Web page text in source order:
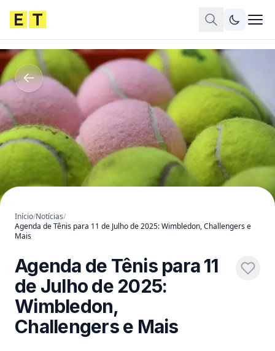
Início/Notícias/
Agenda de Tênis para 11 de Julho de 2025: Wimbledon, Challengers e
Mais
Agenda de Tênis para 11
de Julho de 2025:
Wimbledon,
Challengers e Mais